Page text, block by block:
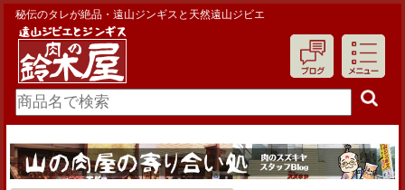
秘伝のタレが絶品・遠山ジンギスと天然遠山ジビエ